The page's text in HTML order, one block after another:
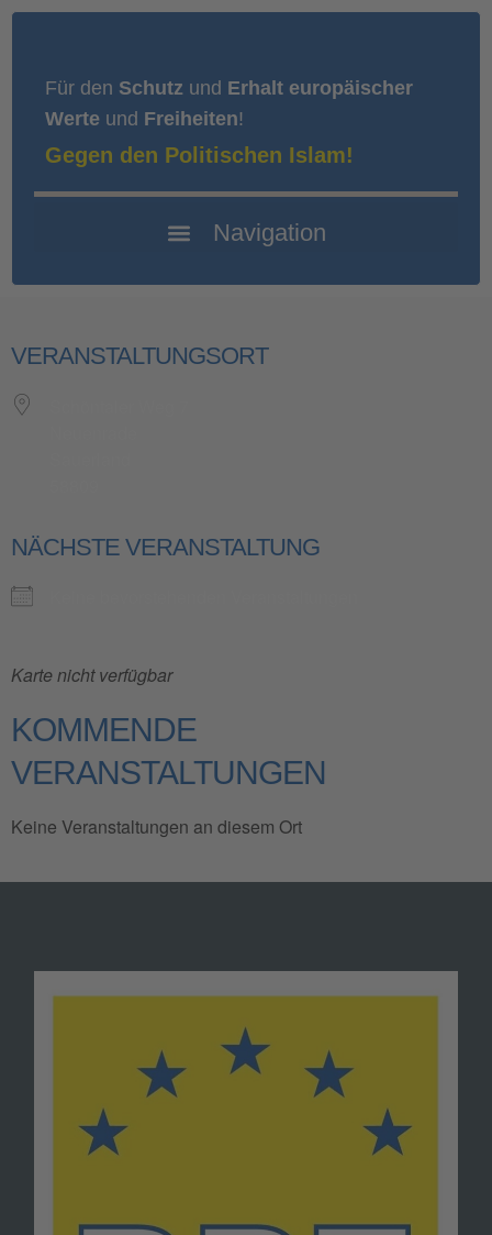
Für den Schutz und Erhalt europäischer
Werte und Freiheiten!
Gegen den Politischen Islam!
VERANSTALTUNGSORT
NÄCHSTE VERANSTALTUNG
Karte nicht verfügbar
KOMMENDE
VERANSTALTUNGEN
Keine Veranstaltungen an diesem Ort